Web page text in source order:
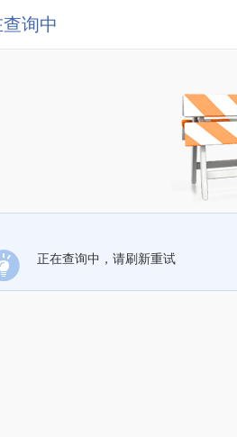
询中
正在查询中，请刷新重试